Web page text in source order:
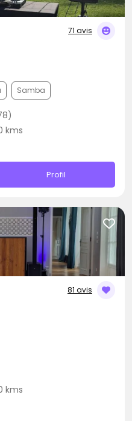
71 avis
Samba
kms
Profil
81 avis
kms